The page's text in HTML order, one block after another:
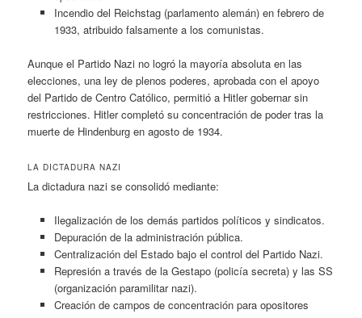
Incendio del Reichstag (parlamento alemán) en febrero de
1933, atribuido falsamente a los comunistas.
Aunque el Partido Nazi no logró la mayoría absoluta en las
elecciones, una ley de plenos poderes, aprobada con el apoyo
del Partido de Centro Católico, permitió a Hitler gobernar sin
restricciones. Hitler completó su concentración de poder tras la
muerte de Hindenburg en agosto de 1934.
LA DICTADURA NAZI
La dictadura nazi se consolidó mediante:
Ilegalización de los demás partidos políticos y sindicatos.
Depuración de la administración pública.
Centralización del Estado bajo el control del Partido Nazi.
Represión a través de la Gestapo (policía secreta) y las SS
(organización paramilitar nazi).
Creación de campos de concentración para opositores